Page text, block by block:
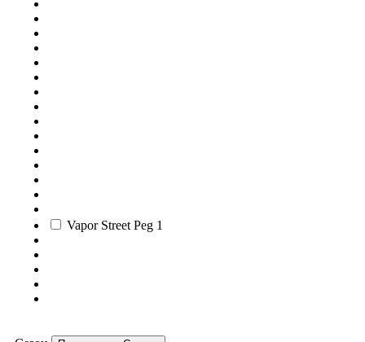
Vapor Street Peg 1